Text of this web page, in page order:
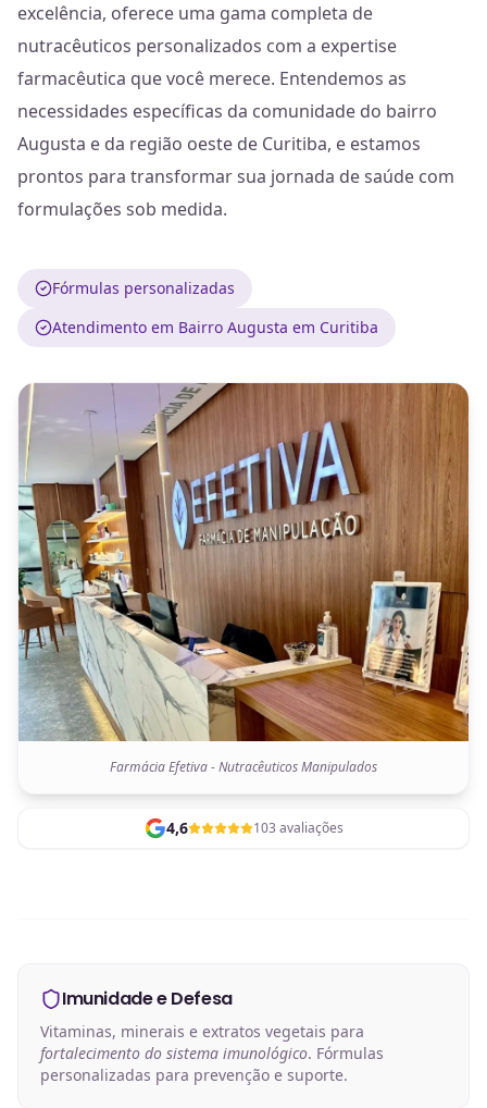
excelência, oferece uma gama completa de
nutracêuticos personalizados com a expertise
farmacêutica que você merece. Entendemos as
necessidades específicas da comunidade do bairro
Augusta e da região oeste de Curitiba, e estamos
prontos para transformar sua jornada de saúde com
formulações sob medida.
Fórmulas personalizadas
Atendimento em Bairro Augusta em Curitiba
Farmácia Efetiva - Nutracêuticos Manipulados
4,6 103 avaliações
Imunidade e Defesa
Vitaminas, minerais e extratos vegetais para
fortalecimento do sistema imunológico. Fórmulas
personalizadas para prevenção e suporte.